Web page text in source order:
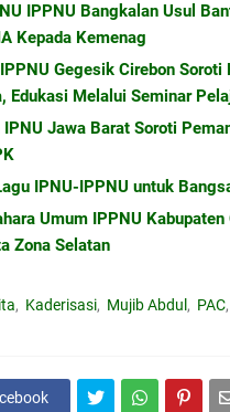
IPPNU Bangkalan Usul
Kepada Kemenag
Gegesik Cirebon Soroti
Edukasi Melalui Seminar
IPNU Jawa Barat Soroti
IPNU-IPPNU untuk
Umum IPPNU Kabupaten
Zona Selatan
Kaderisasi Mujib Abdul PAC